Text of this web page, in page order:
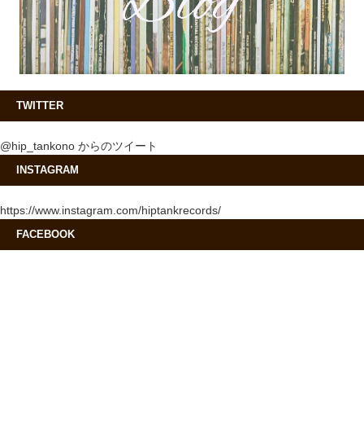
TWITTER
@hip_tankono からのツイート
INSTAGRAM
https://www.instagram.com/hiptankrecords/
FACEBOOK